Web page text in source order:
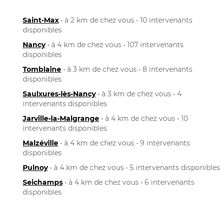
Saint-Max • à 2 km de chez vous • 10 intervenants
disponibles
Nancy• à 4 km de chez vous • 107 intervenants
disponibles
Tomblaine • à 3 km de chez vous • 8 intervenants
disponibles
Saulxures-lès-Nancy• à 3 km de chez vous • 4
intervenants disponibles
Jarville-la-Malgrange • à 4 km de chez vous • 10
intervenants disponibles
Malzéville • à 4 km de chez vous • 9 intervenants
disponibles
Pulnoy• à 4 km de chez vous • 5 intervenants disponibles
Seichamps • à 4 km de chez vous • 6 intervenants
disponibles